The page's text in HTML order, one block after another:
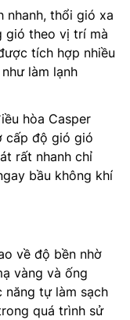
nhanh, thổi gió xa
gió theo vị trí mà
tích hợp nhiều
làm lạnh
hòa Casper
cấp độ gió gió
rất nhanh chỉ
bầu không khí
về độ bền nhờ
vàng và ống
năng tự làm sạch
quá trình sử